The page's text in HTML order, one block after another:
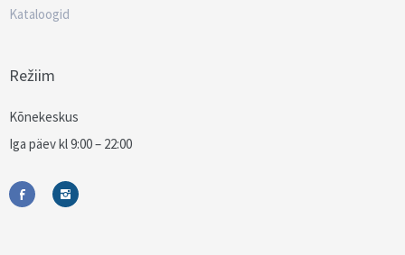
Kataloogid
Režiim
Kõnekeskus
Iga päev kl 9:00 – 22:00